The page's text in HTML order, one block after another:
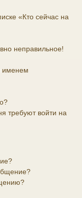
«Кто сейчас на
неправильное!
именем
требуют войти на